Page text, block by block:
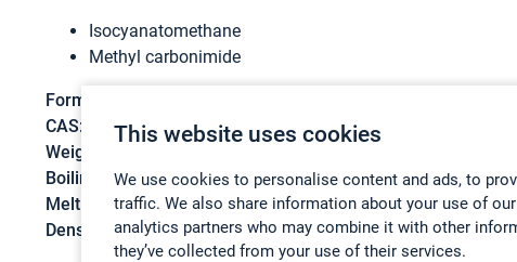
This website uses cookies
We use cookies to personalise content and ads, to
traffic. We also share information about your use of
analytics partners who may combine it with other
they’ve collected from your use of their services.
Isocyanatomethane
Methyl carbonimide
Formula:
CAS:
624-83-9
Weight:
Boiling point:38 °C
Melting point:-45 °C
Density:
0,967 g/cm3